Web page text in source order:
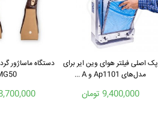
دستگاه ماساژور
8,700,000
پک اصلی فیلتر هوای وین ایر برای
مدل‌های Ap1101 و A ...
9,400,000 تومان